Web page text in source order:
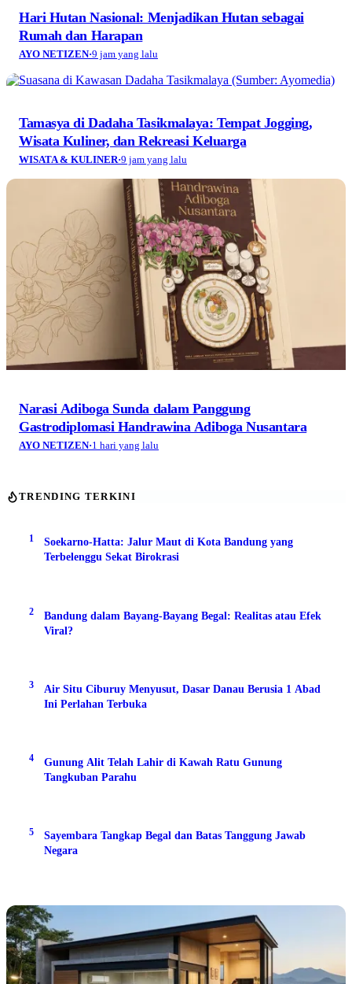
Hari Hutan Nasional: Menjadikan Hutan sebagai
Rumah dan Harapan
AYO NETIZEN·9 jam yang lalu
Tamasya di Dadaha Tasikmalaya: Tempat Jogging,
Wisata Kuliner, dan Rekreasi Keluarga
WISATA & KULINER·9 jam yang lalu
Narasi Adiboga Sunda dalam Panggung
Gastrodiplomasi Handrawina Adiboga Nusantara
AYO NETIZEN·1 hari yang lalu
TRENDING TERKINI
1
Soekarno-Hatta: Jalur Maut di Kota Bandung yang
Terbelenggu Sekat Birokrasi
2
Bandung dalam Bayang-Bayang Begal: Realitas atau Efek
Viral?
3
Air Situ Ciburuy Menyusut, Dasar Danau Berusia 1 Abad
Ini Perlahan Terbuka
4
Gunung Alit Telah Lahir di Kawah Ratu Gunung
Tangkuban Parahu
5
Sayembara Tangkap Begal dan Batas Tanggung Jawab
Negara